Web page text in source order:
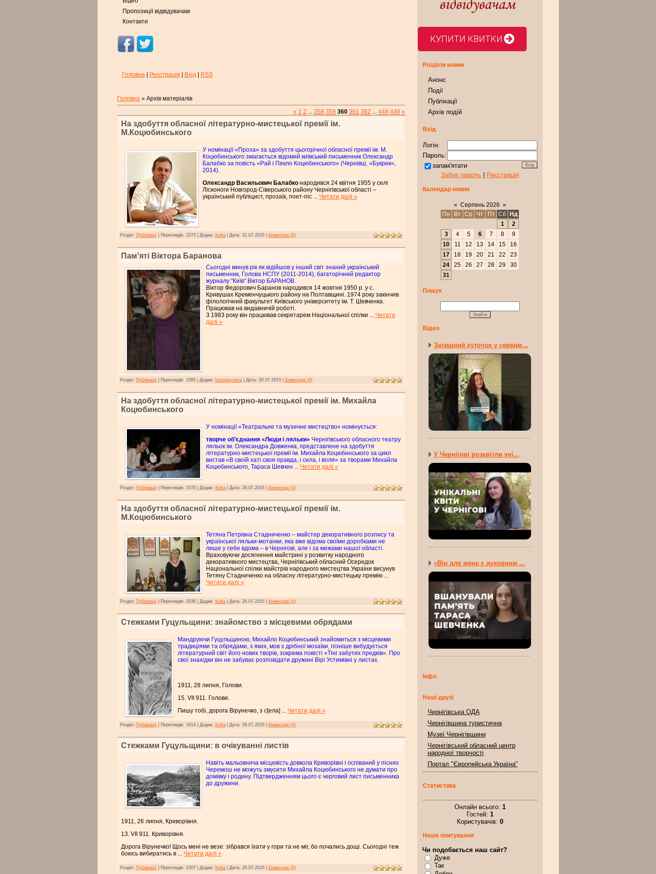
Пропозиції відвідувачам
Контакти
Головна| Реєстрація Вхід| RSS
Головна» Архів матеріалів
« 1 2 ... 358 359 360 361 362 ... 448 449 »
На здобуття обласної літературно-мистецької премії ім.
М.Коцюбинського
У номінації «Проза» за здобуття цьогорічної обласної премії ім. М.
Коцюбинського змагається відомий київський письменник Олександр
Балабко за повість «Рай і Пекло Коцюбинського» (Чернівці, «Букрек»,
2014).
Олександр Васильович Балабконародився 24 квітня 1955 у селі
Лісконоги Новгород-Сіверського району Чернігівської області –
український публіцист, прозаїк, поет-піс ... Читати далі »
Розділ: Публікації| Переглядів: 2273| Додав: Kotia| Дата: 31.07.2015 Коментарі (0)
Пам'яті Віктора Баранова
Сьогодні минув рік як відійшов у інший світ знаний український
письменник, Голова НСПУ (2011-2014), багаторічний редактор
журналу "Київ" Віктор БАРАНОВ.
Віктор Федорович Баранов народився 14 жовтня 1950 р. у с.
Кривушах Кременчуцького району на Полтавщині. 1974 року закінчив
філологічний факультет Київського університету ім. Т. Шевченка.
Працював на видавничій роботі.
З 1983 року він працював секретарем Національної спілки ... Читати
далі »
Розділ: Публікації| Переглядів: 1585| Додав: kotsiubynska| Дата: 30.07.2015 Коментарі (0)
На здобуття обласної літературно-мистецької премії ім. Михайла
Коцюбинського
У номінації «Театральне та музичне мистецтво» номінується:
творче об’єднання «Люди і ляльки» Чернігівського обласного театру
ляльок ім. Олександра Довженка, представлене на здобуття
літературно-мистецької премії ім. Михайла Коцюбинського за цикл
вистав «В своїй хаті своя правда, і сила, і воля» за творами Михайла
Коцюбинського, Тараса Шевчен ... Читати далі »
Розділ: Публікації| Переглядів: 1570| Додав: Kotia| Дата: 29.07.2015 Коментарі (0)
На здобуття обласної літературно-мистецької премії ім.
М.Коцюбинського
Тетяна Петрівна Стадниченко – майстер декоративного розпису та
української ляльки-мотанки, яка вже відома своїми доробками не
лише у себе вдома – в Чернігові, але і за межами нашої області.
Враховуючи досягнення майстрині у розвитку народного
декоративного мистецтва, Чернігівський обласний Осередок
Національної спілки майстрів народного мистецтва України висунув
Тетяну Стадниченко на обласну літературно-мистецьку премію ...
Читати далі »
Розділ: Публікації| Переглядів: 2036| Додав: Kotia| Дата: 28.07.2015 Коментарі (0)
Стежками Гуцульщини: знайомство з місцевими обрядами
Мандруючи Гуцульщиною, Михайло Коцюбинський знайомиться з місцевими
традиціями та обрядами, з яких, мов з дрібної мозаїки, пізніше вибудується
літературний світ його нових творів, зокрема повісті «Тіні забутих предків». Про
свої знахідки він не забуває розповідати дружині Вірі Устимівні у листах.
1911, 28 липня, Голови.
15. VІІ 911. Голови.
Пишу тобі, дорога Вірунечко, з с[ела] ... Читати далі »
Розділ: Публікації| Переглядів: 1614| Додав: Kotia| Дата: 28.07.2015 Коментарі (0)
Стежками Гуцульщини: в очікуванні листів
Навіть мальовнича місцевість довкола Криворівні і оспіваний у піснях
Черемош не можуть змусити Михайла Коцюбинського не думати про
домівку і родину. Підтвердженням цього є черговий лист письменника
до дружини.
1911, 26 липня, Криворівня.
13. VІІ 911. Криворівня.
Дорога Вірунечко! Щось мені не везе: зібрався їхати у гори та не міг, бо почались дощі. Сьогодні теж
боюсь вибиратись в ... Читати далі »
Розділ: Публікації| Переглядів: 1507| Додав: Kotia| Дата: 26.07.2015 Коментарі (0)
КУПИТИ КВИТКИ
Розділи новин
Анонс
Події
Публікації
Архів подій
Вхід
Логін:
Пароль:
запам'ятати
Забув пароль
Реєстрація
Календар новин
« Серпень 2026 »
Пн
Вт Ср Чт Пт Сб
Нд
1
2
3
4 5 6 7 8
9
10
11 12 13 14 15
16
17
18 19 20 21 22
23
24
25 26 27 28 29
30
31
Пошук
Відео
Затишний куточок у середм...
У Чернігові розквітли уні...
«Він для мене є духовним ...
Інфо
Наші друзі
Чернігівська ОДА
Чернігівщина туристична
Музеї Чернігівщини
Чернігівський обласний центр
народної творчості
Портал "Європейська Україна"
Статистика
Онлайн всього: 1
Гостей: 1
Користувачів: 0
Наше опитування
Чи подобається наш сайт?
Дуже
Так